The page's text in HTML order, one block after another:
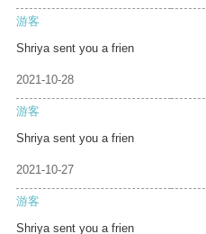
游客
Shriya sent you a frien
2021-10-28
游客
Shriya sent you a frien
2021-10-27
游客
Shriya sent you a frien